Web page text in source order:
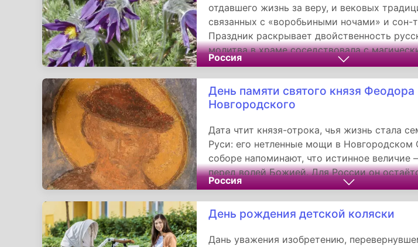
отдавшего жизнь за веру, и вековых
связанных с «воробьиными ночами» и сон-
Праздник раскрывает двойственность
молитва в храме соседствовала с
наблюдения за природой становились
выживания. Сегодня, когда в деревнях еще
траву и вспоминают про лапоть для
Дорофеев день остается живым мостом
Россия
День памяти святого князя
Новгородского
Дата чтит князя-отрока, чья жизнь стала
Руси: его нетленные мощи в
соборе напоминают, что истинное величие
перед волей Божией. Для России он
несокрушимого духа, актуальным и спустя
Россия
День рождения детской коляски
Дань уважения изобретению,